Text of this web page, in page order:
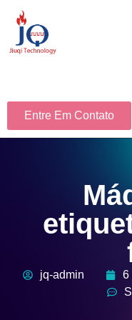
Entre Em Contato
jq-admin 6